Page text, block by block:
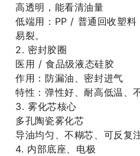
高透明，能看清油量
低端用：PP / 普通回收塑料
易裂。
2. 密封胶圈
医用 / 食品级液态硅胶
作用：防漏油、密封进气
特性：弹性好、耐高低温、
3. 雾化芯核心
多孔陶瓷雾化芯
导油均匀、不糊芯、可反复
4. 内部底座、电极